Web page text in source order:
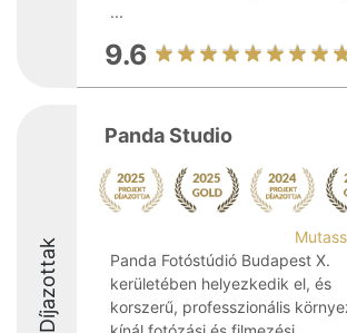
...
9.6
Díjazottak
Panda Studio
Panda Fotóstúdió Budapest X.
kerületében helyezkedik el, és
korszerű, professzionális